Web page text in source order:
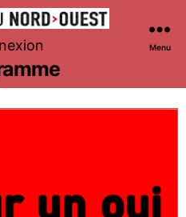
Théâtre
du
Nord-
Ouest
Menu